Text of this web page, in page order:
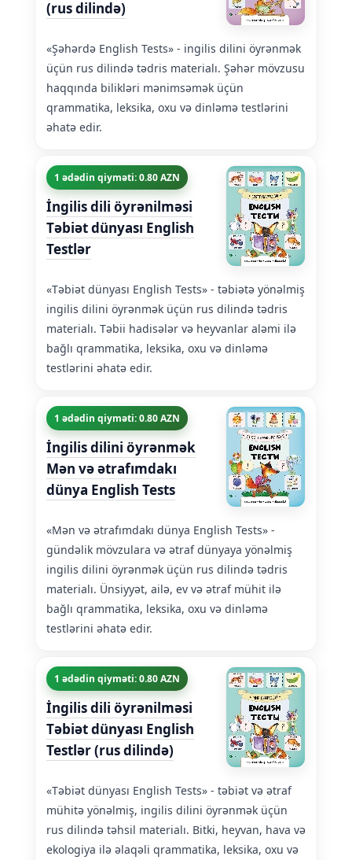
(rus dilində)
«Şəhərdə English Tests» - ingilis dilini öyrənmək
üçün rus dilində tədris materialı. Şəhər mövzusu
haqqında bilikləri mənimsəmək üçün
qrammatika, leksika, oxu və dinləmə testlərini
əhatə edir.
1 ədədin qiyməti: 0.80 AZN
İngilis dili öyrənilməsi
Təbiət dünyası English
Testlər
«Təbiət dünyası English Tests» - təbiətə yönəlmiş
ingilis dilini öyrənmək üçün rus dilində tədris
materialı. Təbii hadisələr və heyvanlar aləmi ilə
bağlı qrammatika, leksika, oxu və dinləmə
testlərini əhatə edir.
1 ədədin qiyməti: 0.80 AZN
İngilis dilini öyrənmək
Mən və ətrafımdakı
dünya English Tests
«Mən və ətrafımdakı dünya English Tests» -
gündəlik mövzulara və ətraf dünyaya yönəlmiş
ingilis dilini öyrənmək üçün rus dilində tədris
materialı. Ünsiyyət, ailə, ev və ətraf mühit ilə
bağlı qrammatika, leksika, oxu və dinləmə
testlərini əhatə edir.
1 ədədin qiyməti: 0.80 AZN
İngilis dili öyrənilməsi
Təbiət dünyası English
Testlər (rus dilində)
«Təbiət dünyası English Tests» - təbiət və ətraf
mühitə yönəlmiş, ingilis dilini öyrənmək üçün
rus dilində təhsil materialı. Bitki, heyvan, hava və
ekologiya ilə əlaqəli qrammatika, leksika, oxu və